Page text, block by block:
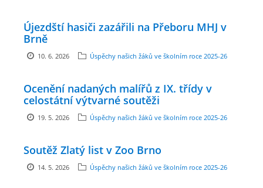
ARCHIV
NAŠE ÚSPĚCHY
Újezdští hasiči zazářili na Přeboru MHJ v
Brně
10. 6. 2026 Úspěchy našich žáků ve školním roce 2025-26
Ocenění nadaných malířů z IX. třídy v
celostátní výtvarné soutěži
19. 5. 2026 Úspěchy našich žáků ve školním roce 2025-26
Soutěž Zlatý list v Zoo Brno
14. 5. 2026 Úspěchy našich žáků ve školním roce 2025-26